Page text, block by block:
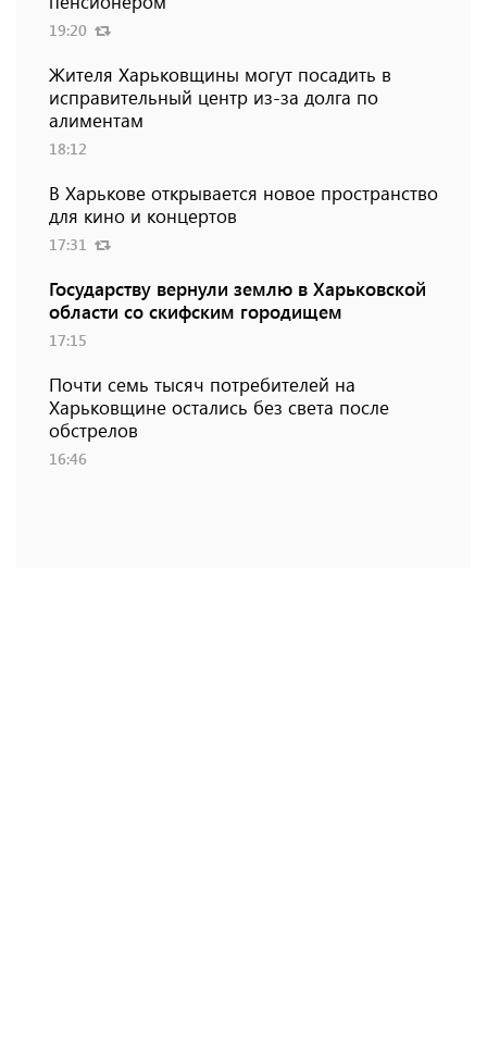
19:20
Жителя Харьковщины могут посадить в
исправительный центр из-за долга по
алиментам
18:12
В Харькове открывается новое пространство
для кино и концертов
17:31
Государству вернули землю в Харьковской
области со скифским городищем
17:15
Почти семь тысяч потребителей на
Харьковщине остались без света после
обстрелов
16:46